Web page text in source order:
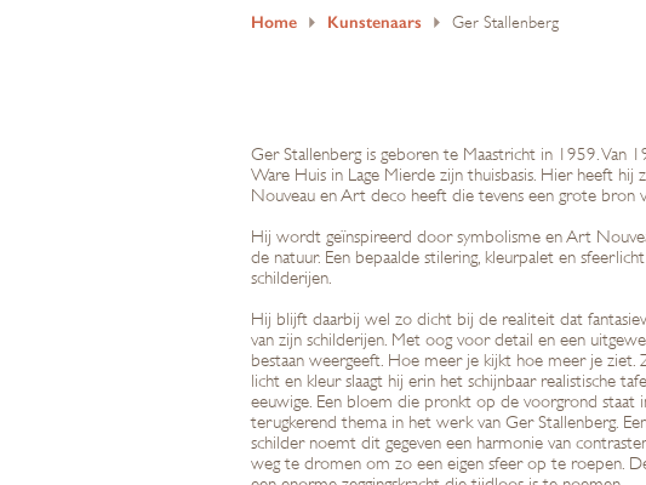
Home Kunstenaars Ger Stallenberg
Ger Stallenberg is geboren te Maastricht in 1959.
Ware Huis in Lage Mierde zijn thuisbasis. Hier heeft
Nouveau en Art deco heeft die tevens een grote bron
Hij wordt geïnspireerd door symbolisme en Art
de natuur. Een bepaalde stilering, kleurpalet en
schilderijen.
Hij blijft daarbij wel zo dicht bij de realiteit dat
van zijn schilderijen. Met oog voor detail en een
bestaan weergeeft. Hoe meer je kijkt hoe meer je
licht en kleur slaagt hij erin het schijnbaar realistische
eeuwige. Een bloem die pronkt op de voorgrond staat
terugkerend thema in het werk van Ger Stallenberg.
schilder noemt dit gegeven een harmonie van
weg te dromen om zo een eigen sfeer op te roepen.